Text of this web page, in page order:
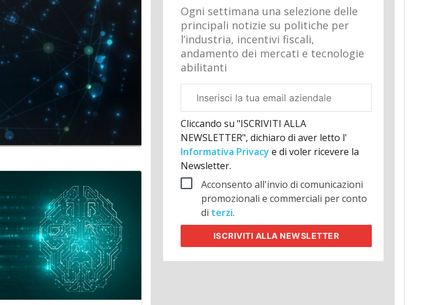
Ogni settimana una selezione delle
principali notizie su politiche per
l’industria, incentivi fiscali,
andamento dei mercati e tecnologie
abilitanti
aziendale
Cliccando su "ISCRIVITI ALLA
NEWSLETTER", dichiaro di aver letto l'
Informativa Privacy e di voler ricevere la
Newsletter.
Acconsento all'invio di comunicazioni
promozionali e commerciali per conto
di terzi.
ISCRIVITI ALLA NEWSLETTER